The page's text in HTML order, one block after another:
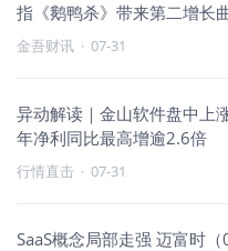
指《鹅鸭杀》带来第二增长
金吾财讯 · 07-31
异动解读｜金山软件盘中上
年净利同比最高增逾2.6倍
行情直击 · 07-31
SaaS概念局部走强 迈富时